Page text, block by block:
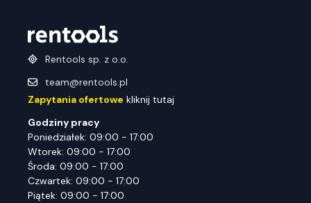
Rentools sp. z o.o.
team@rentools.pl
Zapytania ofertowe kliknij tutaj
Godziny pracy
Poniedziałek: 09:00 - 17:00
Wtorek: 09:00 - 17:00
Środa: 09:00 - 17:00
Czwartek: 09:00 - 17:00
Piątek: 09:00 - 17:00